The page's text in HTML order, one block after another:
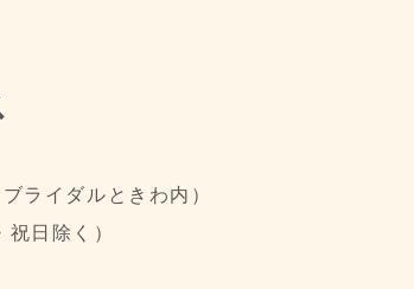
ライダルときわ内）
日除く）